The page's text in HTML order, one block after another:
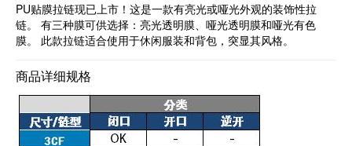
PU贴膜拉链现已上市！这是一款有亮光或哑光外观的装饰性拉
链。 有三种膜可供选择：亮光透明膜、哑光透明膜和哑光有色
膜。 此款拉链适合使用于休闲服装和背包，突显其风格。
商品详细规格